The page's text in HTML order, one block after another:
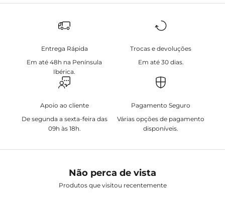
Entrega Rápida
Em até 48h na Península
Ibérica.
Trocas e devoluções
Em até 30 dias.
Apoio ao cliente
De segunda a sexta-feira das
09h às 18h.
Pagamento Seguro
Várias opções de pagamento
disponíveis.
Não perca de vista
Produtos que visitou recentemente